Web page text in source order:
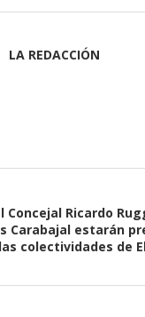
LA REDACCIÓN
Concejal Ricardo
Carabajal estarán
colectividades de